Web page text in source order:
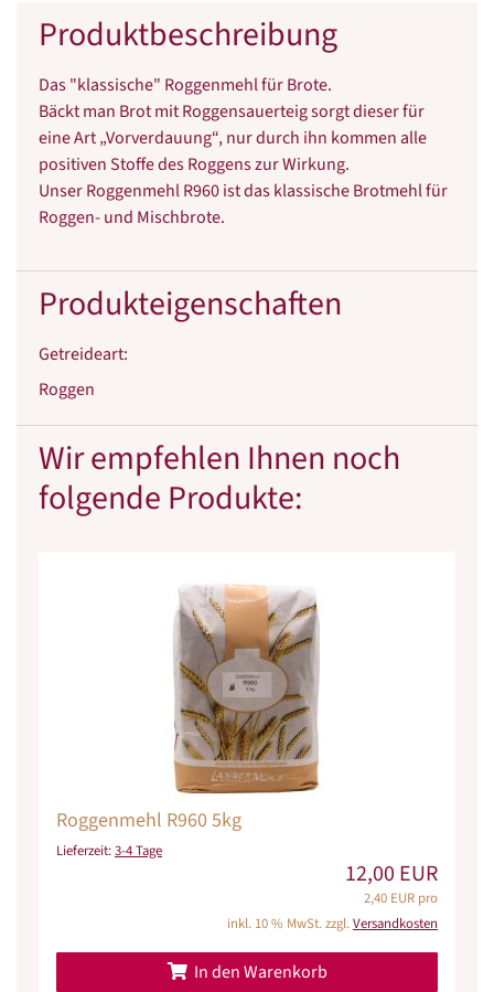
Produktbeschreibung
Das "klassische" Roggenmehl für Brote.
Bäckt man Brot mit Roggensauerteig sorgt dieser für
eine Art „Vorverdauung“, nur durch ihn kommen alle
positiven Stoffe des Roggens zur Wirkung.
Unser Roggenmehl R960 ist das klassische Brotmehl für
Roggen- und Mischbrote.
Produkteigenschaften
Getreideart:
Roggen
Wir empfehlen Ihnen noch
folgende Produkte:
Roggenmehl R960 5kg
Lieferzeit:3-4 Tage
12,00 EUR
2,40 EUR pro
inkl. 10 % MwSt. zzgl.Versandkosten
In den Warenkorb